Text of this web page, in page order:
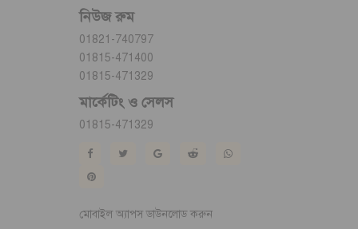
নিউজ রুম
01821-740797
01815-471400
01815-471329
মার্কেটিং ও সেলস
01815-471329
মোবাইল অ্যাপস ডাউনলোড করুন